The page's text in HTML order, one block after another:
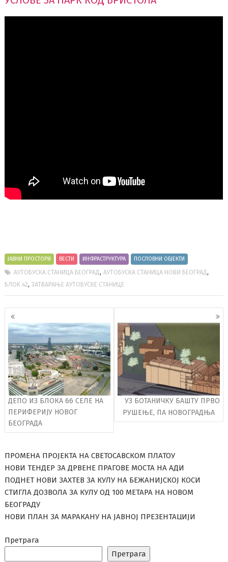
ЈАВНИ ПРОСТОРИ ВЕСТИ ИНФРАСТРУКТУРА ПОСЛОВНИ ОБЈЕКТИ
АУТОБУСКА СТАНИЦА БЕОГРАД,АУТОБУСКА СТАНИЦА НОВИ БЕОГРАД,
БЛОК 42,ЗАТВАРАЊЕ АУТОБУСКЕ СТАНИЦЕ
Кретање
чланака
ДЕПО ИЗ БЛОКА 66 СЕЛЕ НА
ПЕРИФЕРИЈУ НОВОГ
БЕОГРАДА
УЗ БОТАНИЧКУ БАШТУ ПРВО
РУШЕЊЕ, ПА НОВОГРАДЊА
ПРОМЕНА ПРОЈЕКТА НА СВЕТОСАВСКОМ ПЛАТОУ
НОВИ ТЕНДЕР ЗА ДРВЕНЕ ПРАГОВЕ МОСТА НА АДИ
ПОДНЕТ НОВИ ЗАХТЕВ ЗА КУЛУ НА БЕЖАНИЈСКОЈ КОСИ
СТИГЛА ДОЗВОЛА ЗА КУЛУ ОД 100 МЕТАРА НА НОВОМ
БЕОГРАДУ
НОВИ ПЛАН ЗА МАРАКАНУ НА ЈАВНОЈ ПРЕЗЕНТАЦИЈИ
Претрага
Претрага